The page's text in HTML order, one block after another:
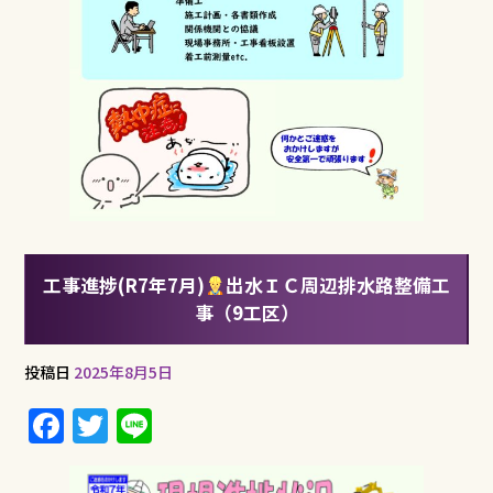
工事進捗(R7年7月)
出水ＩＣ周辺排水路整備工
事（9工区）
投稿日 2025年8月5日
F T
w